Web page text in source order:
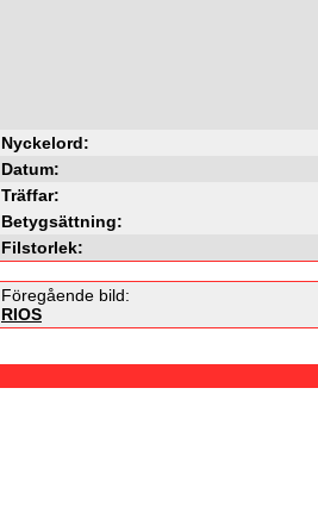
Nyckelord:
Datum:
Träffar:
Betygsättning:
Filstorlek:
Föregående bild:
RIOS